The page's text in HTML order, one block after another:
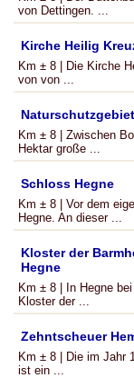
von Dettingen. ...
Kirche Heilig
Km ± 8 | Die Kirche
von von ...
Km ± 8 | Zwischen
Hektar große ...
Schloss Hegne
Km ± 8 | Vor dem
Hegne. An dieser ...
Kloster der
Hegne
Km ± 8 | In Hegne
Kloster der ...
Zehntscheuer
Km ± 8 | Die im Jahr
ist ein ...